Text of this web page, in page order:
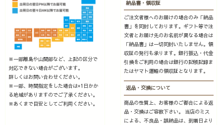
※一部離島や山間部など、上記の区分で
対応できない場合がございます。
詳しくはお問い合わせください。
※一部、時間指定をした場合は+1日かか
る地域がありますのでご了承ください。
※あくまで目安としてご利用ください。
納品書・領収証
ご注文者様へのお届けの場合のみ「納品
書」を同封しております。ギフト等で注
文者とお届け先のお名前が異なる場合は
「納品書」は一切同封いたしません。領
収証の発行も承ります。銀行振込・代金
引換をご利用の場合は銀行の記帳記録ま
たはヤマト運輸の領収証となります。
返品・交換について
商品の性質上、お客様のご都合による返
品・交換はご容赦下さい。 当店のミス
による、不良品・誤納品は、到着日より